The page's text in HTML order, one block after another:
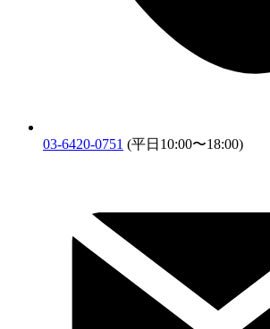
03-6420-0751 (平日10:00〜18:00)